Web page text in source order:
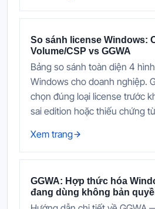
So sánh license Windows:
Volume/CSP vs GGWA
Bảng so sánh toàn diện 4
Windows cho doanh nghiệp.
chọn đúng loại license trước
sai edition hoặc thiếu chứng
Xem trang
GGWA: Hợp thức hóa
đang dùng không bản